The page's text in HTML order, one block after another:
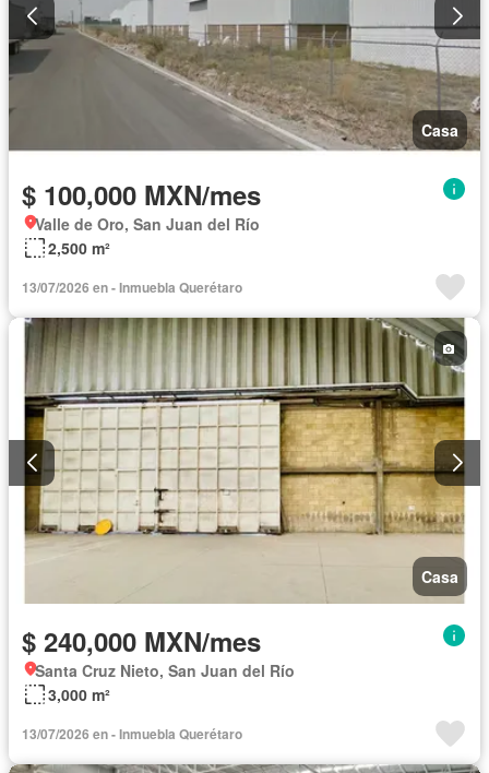
Casa
$ 100,000 MXN/mes
Valle de Oro, San Juan del Río
2,500 m²
13/07/2026 en - Inmuebla Querétaro
Casa
$ 240,000 MXN/mes
Santa Cruz Nieto, San Juan del Río
3,000 m²
13/07/2026 en - Inmuebla Querétaro